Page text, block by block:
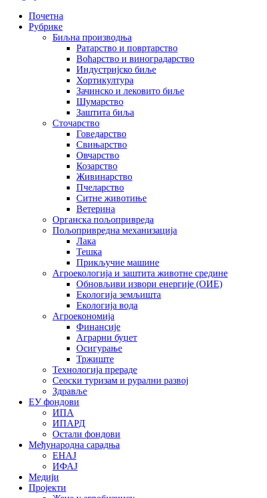
Почетна
Рубрике
Биљна производња
Ратарство и повртарство
Воћарство и виноградарство
Индустријско биље
Хортикултура
Зачинско и лековито биље
Шумарство
Заштита биља
Сточарство
Говедарство
Свињарство
Овчарство
Козарство
Живинарство
Пчеларство
Ситне животиње
Ветерина
Органска пољопривреда
Пољопривредна механизација
Лака
Тешка
Прикључне машине
Агроекологија и заштита животне средине
Обновљиви извори енергије (ОИЕ)
Екологија земљишта
Екологија вода
Агроекономија
Финансије
Аграрни буџет
Осигурање
Тржиште
Технологија прераде
Сеоски туризам и рурални развој
Здравље
ЕУ фондови
ИПА
ИПАРД
Остали фондови
Међународна сарадња
ЕНАЈ
ИФАЈ
Медији
Пројекти